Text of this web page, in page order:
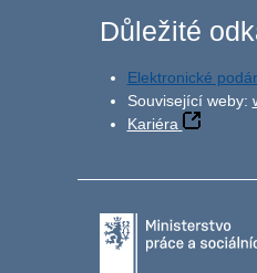
Důležité
Elektronické
Související weby:
Kariéra